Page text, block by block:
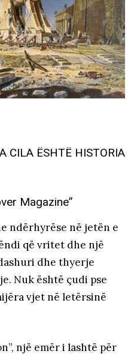
CILA ËSHTË HISTORIA
Magazine”
ndërhyrëse në jetën e
që vritet dhe një
dhe thyerje
Nuk është çudi pse
vjet në letërsinë
një emër i lashtë për